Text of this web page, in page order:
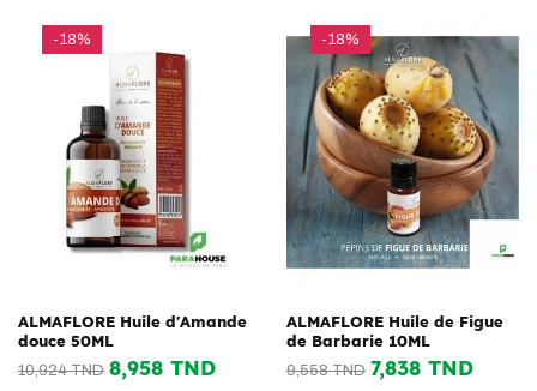
-18%
ALMAFLORE Huile d'Amande
douce 50ML
10,924 TND 8,958 TND
-18%
ALMAFLORE Huile de Figue
de Barbarie 10ML
9,558 TND 7,838 TND